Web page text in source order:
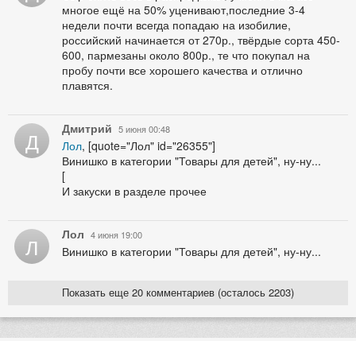
многое ещё на 50% уценивают,последние 3-4
недели почти всегда попадаю на изобилие,
российский начинается от 270р., твёрдые сорта 450-
600, пармезаны около 800р., те что покупал на
пробу почти все хорошего качества и отлично
плавятся.
Д Дмитрий 5 июня 00:48
Лол, [quote="Лол" id="26355"]
Винишко в категории "Товары для детей", ну-ну...
[
И закуски в разделе прочее
Л Лол 4 июня 19:00
Винишко в категории "Товары для детей", ну-ну...
Показать еще 20 комментариев (осталось 2203)